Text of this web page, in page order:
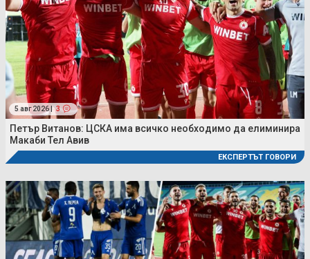
5 авг 2026 | 3
Петър Витанов: ЦСКА има всичко необходимо да елиминира
Макаби Тел Авив
ЕКСПЕРТЪТ ГОВОРИ